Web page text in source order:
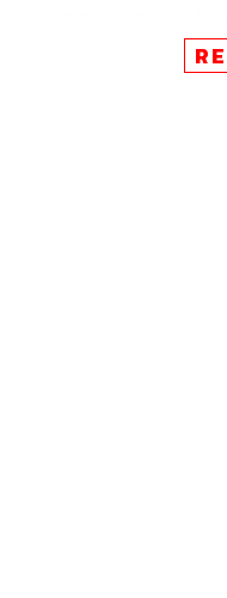
ซื้อและบริหารหนี้จากสถ
ประกันและไม่มีหลักประ